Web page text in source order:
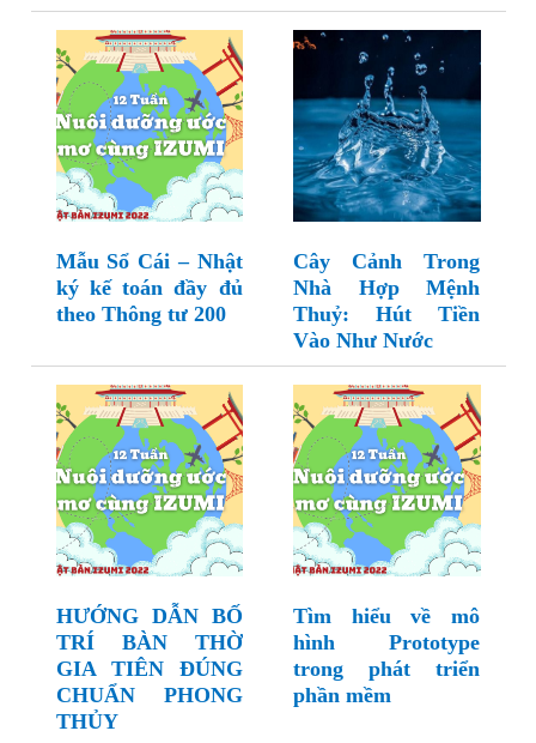
Mẫu Sổ Cái – Nhật
ký kế toán đầy đủ
theo Thông tư 200
Cây Cảnh Trong
Nhà Hợp Mệnh
Thuỷ: Hút Tiền
Vào Như Nước
HƯỚNG DẪN BỐ
TRÍ BÀN THỜ
GIA TIÊN ĐÚNG
CHUẨN PHONG
THỦY
Tìm hiểu về mô
hình Prototype
trong phát triển
phần mềm